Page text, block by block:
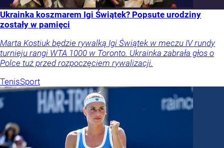
Ukrainka koszmarem Igi Świątek? Popsute urodziny
zostały w pamięci
Marta Kostiuk będzie rywalką Igi Świątek w meczu IV rundy
turnieju rangi WTA 1000 w Toronto. Ukrainka zabrała głos o
Polce tuż przed rozpoczęciem rywalizacji.
TenisSport